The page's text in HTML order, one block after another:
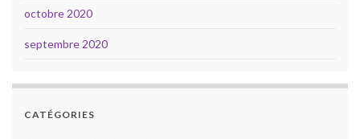
octobre 2020
septembre 2020
CATÉGORIES